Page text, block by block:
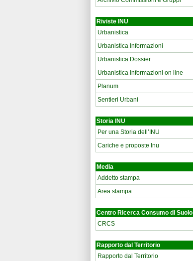
Riviste INU
Urbanistica
Urbanistica Informazioni
Urbanistica Dossier
Urbanistica Informazioni on line
Planum
Sentieri Urbani
Storia INU
Per una Storia dell’INU
Cariche e proposte Inu
Media
Addetto stampa
Area stampa
Centro Ricerca Consumo di Suolo
CRCS
Rapporto dal Territorio
Rapporto dal Territorio